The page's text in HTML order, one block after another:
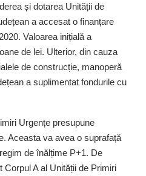
și dotarea Unității de
a accesat o finanțare
Valoarea inițială a
de lei. Ulterior, din cauza
de construcție, manoperă
a suplimentat fondurile cu
Urgențe presupune
Aceasta va avea o suprafață
de înălțime P+1. De
A al Unității de Primiri